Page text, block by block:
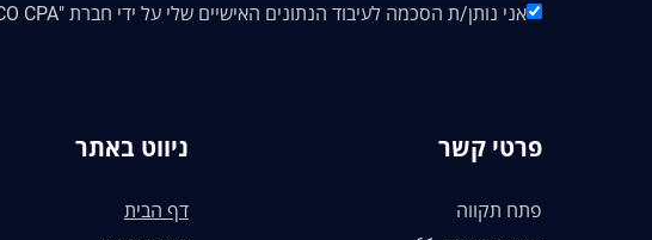
אני נותן/ת הסכמה לעיבוד הנתונים האישיים שלי על ידי חברת "EA&CO CPA" בהתאם ל
פרטי קשר
פתח תקווה
ניווט באתר
דף הבית